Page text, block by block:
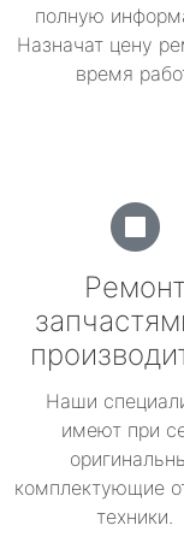
полную
Назначат цену
время
Наши
имеют при
комплектующие
техники.